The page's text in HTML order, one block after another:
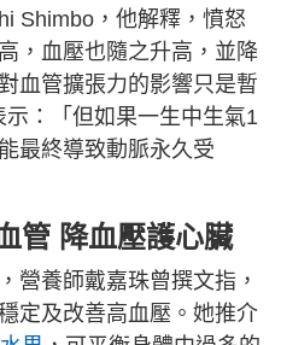
Shimbo，他解釋，憤怒
，血壓也隨之升高，並降
血管擴張力的影響只是暫
：「但如果一生中生氣1
最終導致動脈永久受
管 降血壓護心臟
營養師戴嘉珠曾撰文指，
定及改善高血壓。她推介